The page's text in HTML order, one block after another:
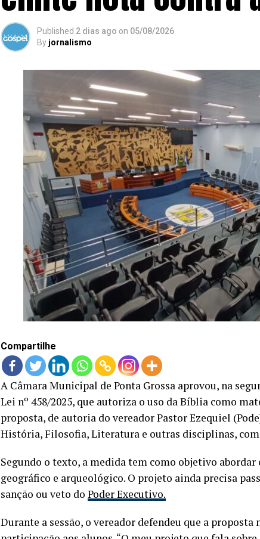
Published 2 dias ago on 05/08/2026
By jornalismo
Compartilhe
A Câmara Municipal de Ponta Grossa aprovou, na
Lei nº 458/2025, que autoriza o uso da Bíblia como
proposta, de autoria do vereador Pastor Ezequiel
História, Filosofia, Literatura e outras disciplinas,
Segundo o texto, a medida tem como objetivo
geográfico e arqueológico. O projeto ainda precisa
sanção ou veto do Poder Executivo.
Durante a sessão, o vereador defendeu que a